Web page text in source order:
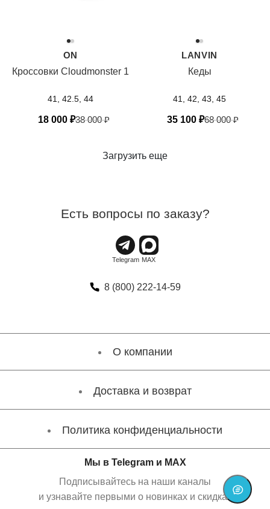
ON
Кроссовки Cloudmonster 1
41, 42.5, 44
18 000 ₽38 000₽
LANVIN
Кеды
41, 42, 43, 45
35 100 ₽68 000₽
Загрузить еще
Есть вопросы по заказу?
8 (800) 222-14-59
О компании
Доставка и возврат
Политика конфиденциальности
Мы в Telegram и MAX
Подписывайтесь на наши каналы
и узнавайте первыми о новинках и скидках